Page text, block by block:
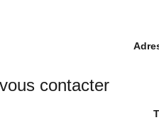
contacter